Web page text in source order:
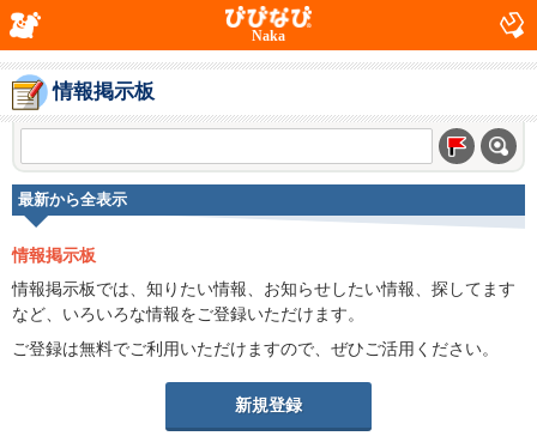
Naka
情報掲示板
最新から全表示
情報掲示板
情報掲示板では、知りたい情報、お知らせしたい情報、探してます
など、いろいろな情報をご登録いただけます。
ご登録は無料でご利用いただけますので、ぜひご活用ください。
新規登録